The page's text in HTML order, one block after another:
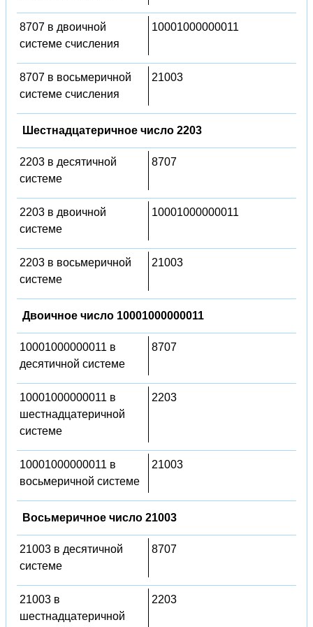
8707 в двоичной
системе счисления
10001000000011
8707 в восьмеричной
системе счисления
21003
Шестнадцатеричное число 2203
2203 в десятичной
системе
8707
2203 в двоичной
системе
10001000000011
2203 в восьмеричной
системе
21003
Двоичное число 10001000000011
10001000000011 в
десятичной системе
8707
10001000000011 в
шестнадцатеричной
системе
2203
10001000000011 в
восьмеричной системе
21003
Восьмеричное число 21003
21003 в десятичной
системе
8707
21003 в
шестнадцатеричной
2203